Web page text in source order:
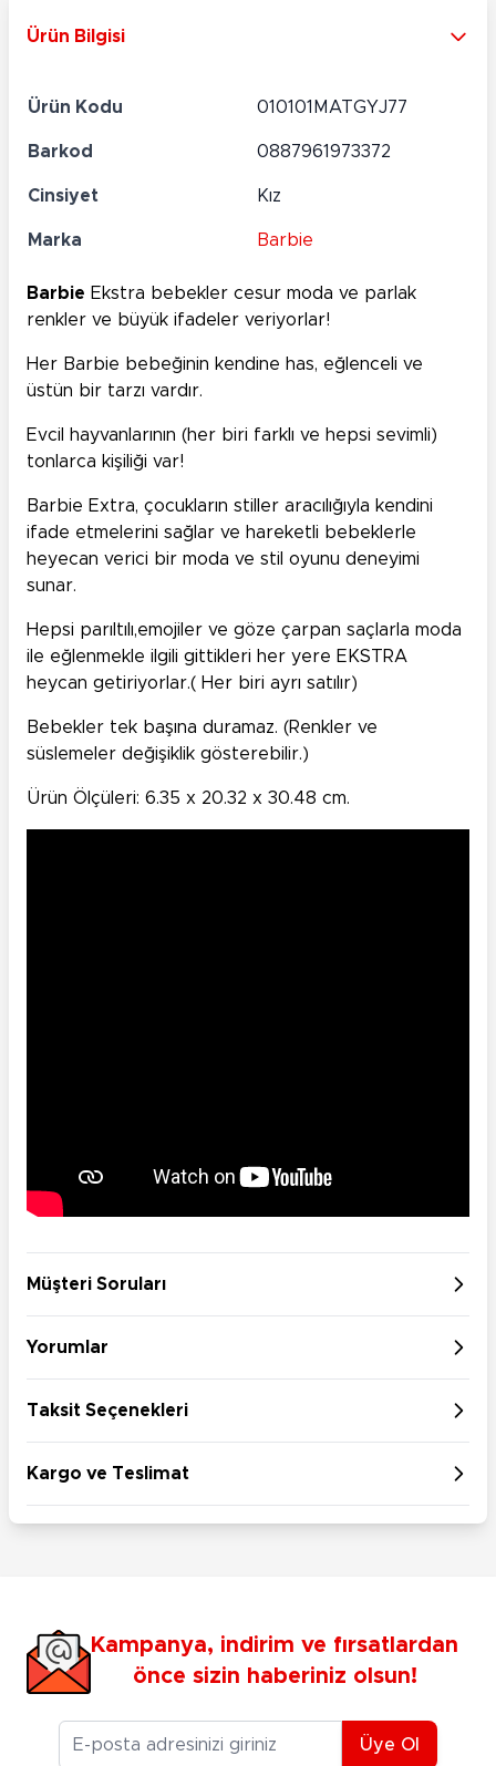
Ürün Bilgisi
Ürün Kodu 010101MATGYJ77
Barkod 0887961973372
Cinsiyet Kız
Marka Barbie
Barbie Ekstra bebekler cesur moda ve parlak
renkler ve büyük ifadeler veriyorlar!
Her Barbie bebeğinin kendine has, eğlenceli ve
üstün bir tarzı vardır.
Evcil hayvanlarının (her biri farklı ve hepsi sevimli)
tonlarca kişiliği var!
Barbie Extra, çocukların stiller aracılığıyla kendini
ifade etmelerini sağlar ve hareketli bebeklerle
heyecan verici bir moda ve stil oyunu deneyimi
sunar.
Hepsi parıltılı,emojiler ve göze çarpan saçlarla moda
ile eğlenmekle ilgili gittikleri her yere EKSTRA
heycan getiriyorlar.( Her biri ayrı satılır)
Bebekler tek başına duramaz. (Renkler ve
süslemeler değişiklik gösterebilir.)
Ürün Ölçüleri: 6.35 x 20.32 x 30.48 cm.
Müşteri Soruları
Yorumlar
Taksit Seçenekleri
Kargo ve Teslimat
Kampanya, indirim ve fırsatlardan
önce sizin haberiniz olsun!
E-posta Adresiniz
Üye Ol